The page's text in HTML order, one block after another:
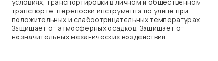
условиях, транспортировки в личном и общественном
транспорте, переноски инструмента по улице при
положительных и слабоотрицательных температурах.
Защищает от атмосферных осадков. Защищает от
незначительных механических воздействий.